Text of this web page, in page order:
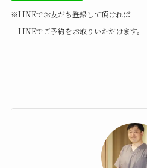
※LINEでお友だち登録して頂ければ
LINEでご予約をお取りいただけます。